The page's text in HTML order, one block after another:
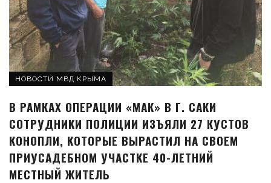
НОВОСТИ МВД КРЫМА
В РАМКАХ ОПЕРАЦИИ «МАК» В Г. САКИ
СОТРУДНИКИ ПОЛИЦИИ ИЗЪЯЛИ 27 КУСТОВ
КОНОПЛИ, КОТОРЫЕ ВЫРАСТИЛ НА СВОЕМ
ПРИУСАДЕБНОМ УЧАСТКЕ 40-ЛЕТНИЙ
МЕСТНЫЙ ЖИТЕЛЬ